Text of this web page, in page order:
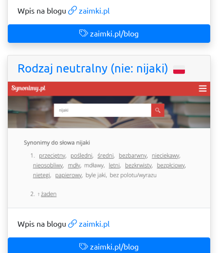
Wpis na blogu zaimki.pl
zaimki.pl/blog
Rodzaj neutralny (nie: nijaki)
Wpis na blogu zaimki.pl
zaimki.pl/blog